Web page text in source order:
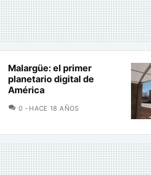
Malargüe: el primer
planetario digital de
América
0 COMENTARIOS
HACE 18 AÑOS